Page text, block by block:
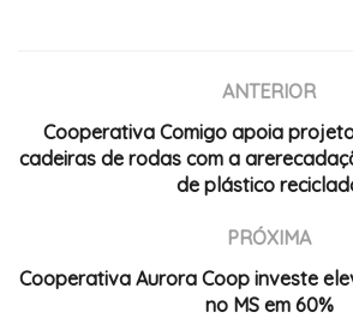
ANTERIOR
Cooperativa Comigo apoia
cadeiras de rodas com a
de plástico
PRÓXIMA
Cooperativa Aurora Coop investe
no MS em 60%